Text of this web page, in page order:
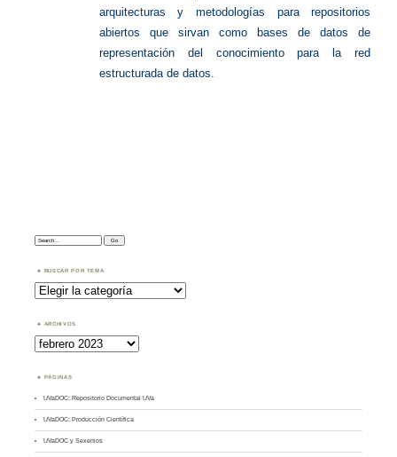
arquitecturas y metodologías para repositorios
abiertos que sirvan como bases de datos de
representación del conocimiento para la red
estructurada de datos.
Search:
BUSCAR POR TEMA
Buscar
por
Tema
ARCHIVOS
Archivos
PÁGINAS
UVaDOC: Repositorio Documental UVa
UVaDOC: Producción Científica
UVaDOC y Sexenios